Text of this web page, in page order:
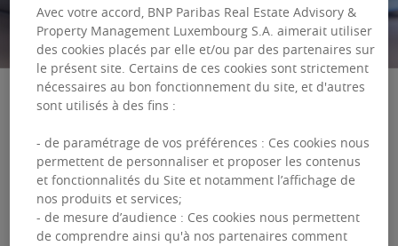
Nos derniers
communiqués
Avec votre accord, BNP Paribas Real Estate Advisory &
Property Management Luxembourg S.A. aimerait utiliser
des cookies placés par elle et/ou par des partenaires sur
le présent site. Certains de ces cookies sont strictement
nécessaires au bon fonctionnement du site, et d'autres
sont utilisés à des fins :
- de paramétrage de vos préférences : Ces cookies nous
permettent de personnaliser et proposer les contenus
et fonctionnalités du Site et notamment l’affichage de
nos produits et services;
- de mesure d’audience : Ces cookies nous permettent
de comprendre ainsi qu'à nos partenaires comment